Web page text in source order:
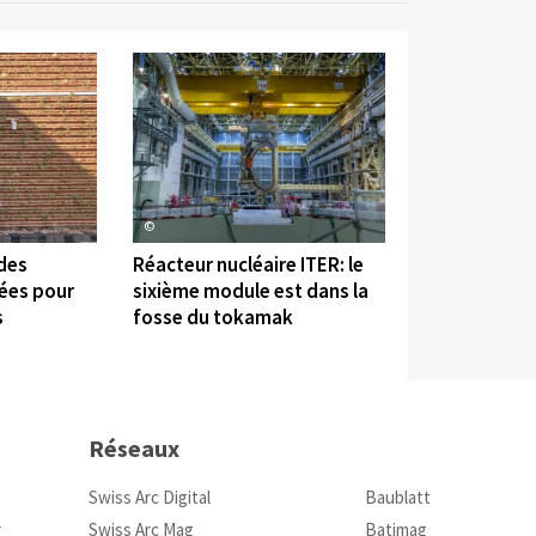
pour
©
Réacteur nucléaire ITER: le
sixième module est dans la
fosse du tokamak
Réseaux
Swiss Arc Digital
Swiss Arc Mag
Baublatt
Batimag